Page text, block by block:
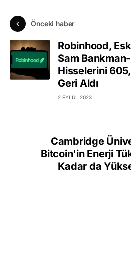
Önceki haber
Robinhood,
Sam
Hisselerini
Geri Aldı
2 EYLÜL 2023
Cambridge
Bitcoin'in Enerji
Kadar da